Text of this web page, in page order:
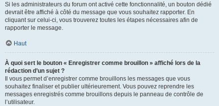
Si les administrateurs du forum ont activé cette fonctionnalité, un bouton dédié
devrait être affiché à côté du message que vous souhaitez rapporter. En
cliquant sur celui-ci, vous trouverez toutes les étapes nécessaires afin de
rapporter le message.
Haut
À quoi sert le bouton « Enregistrer comme brouillon » affiché lors de la
rédaction d’un sujet ?
Il vous permet d’enregistrer comme brouillons les messages que vous
souhaitez finaliser et publier ultérieurement. Vous pouvez reprendre les
messages enregistrés comme brouillons depuis le panneau de contrôle de
l’utilisateur.